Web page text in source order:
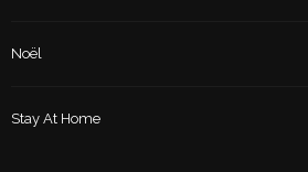
Noël
Stay At Home